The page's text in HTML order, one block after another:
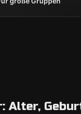
Alter,